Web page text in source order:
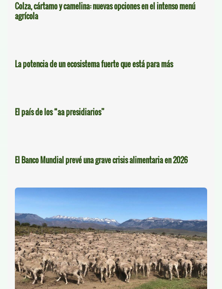
Colza, cártamo y camelina: nuevas opciones en el intenso menú
agrícola
La potencia de un ecosistema fuerte que está para más
El país de los “aa presidiarios”
El Banco Mundial prevé una grave crisis alimentaria en 2026